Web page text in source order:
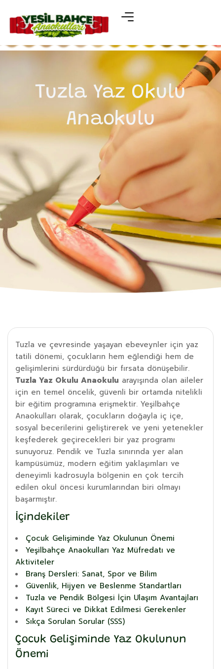
Tuzla Yaz Okulu
Anaokulu
Tuzla ve çevresinde yaşayan ebeveynler için yaz
tatili dönemi, çocukların hem eğlendiği hem de
gelişimlerini sürdürdüğü bir fırsata dönüşebilir.
Tuzla Yaz Okulu Anaokulu arayışında olan aileler
için en temel öncelik, güvenli bir ortamda nitelikli
bir eğitim programına erişmektir. Yeşilbahçe
Anaokulları olarak, çocukların doğayla iç içe,
sosyal becerilerini geliştirerek ve yeni yetenekler
keşfederek geçirecekleri bir yaz programı
sunuyoruz. Pendik ve Tuzla sınırında yer alan
kampüsümüz, modern eğitim yaklaşımları ve
deneyimli kadrosuyla bölgenin en çok tercih
edilen okul öncesi kurumlarından biri olmayı
başarmıştır.
İçindekiler
Çocuk Gelişiminde Yaz Okulunun Önemi
Yeşilbahçe Anaokulları Yaz Müfredatı ve
Aktiviteler
Branş Dersleri: Sanat, Spor ve Bilim
Güvenlik, Hijyen ve Beslenme Standartları
Tuzla ve Pendik Bölgesi İçin Ulaşım Avantajları
Kayıt Süreci ve Dikkat Edilmesi Gerekenler
Sıkça Sorulan Sorular (SSS)
Çocuk Gelişiminde Yaz Okulunun
Önemi